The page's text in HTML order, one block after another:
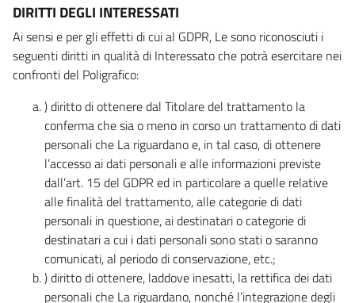
DIRITTI DEGLI INTERESSATI
Ai sensi e per gli effetti di cui al GDPR, Le sono riconosciuti i
seguenti diritti in qualità di Interessato che potrà esercitare nei
confronti del Poligrafico:
) diritto di ottenere dal Titolare del trattamento la
conferma che sia o meno in corso un trattamento di dati
personali che La riguardano e, in tal caso, di ottenere
l’accesso ai dati personali e alle informazioni previste
dall’art. 15 del GDPR ed in particolare a quelle relative
alle finalità del trattamento, alle categorie di dati
personali in questione, ai destinatari o categorie di
destinatari a cui i dati personali sono stati o saranno
comunicati, al periodo di conservazione, etc.;
) diritto di ottenere, laddove inesatti, la rettifica dei dati
personali che La riguardano, nonché l’integrazione degli